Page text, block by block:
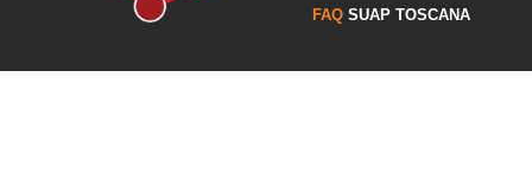
FAQSUAP TOSCANA